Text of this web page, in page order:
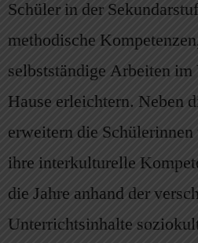
Schüler in der
methodische
selbstständige Arbeiten
Hause erleichtern. Neben
erweitern die
ihre interkulturelle
die Jahre anhand der
Unterrichtsinhalte